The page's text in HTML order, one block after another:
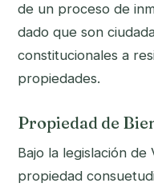
de un proceso de
dado que son
constitucionales a
propiedades.
Propiedad de
Bajo la legislación
propiedad